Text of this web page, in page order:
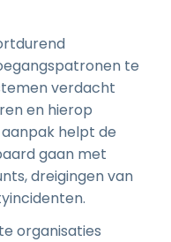
te
verdacht
en hierop
helpt de
gaan met
dreigingen van
organisaties